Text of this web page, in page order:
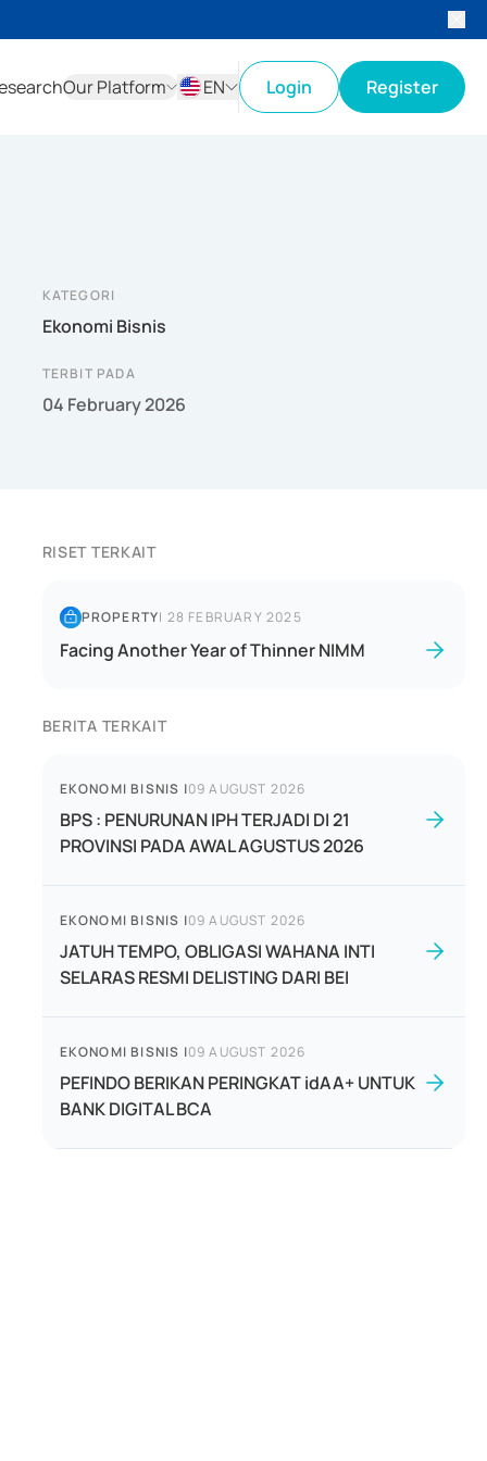
Our Platform
EN
Login Register
KATEGORI
Ekonomi Bisnis
TERBIT PADA
04 February 2026
RISET TERKAIT
PROPERTY| 28 FEBRUARY 2025
Facing Another Year of Thinner NIMM
BERITA TERKAIT
EKONOMI BISNIS |09 AUGUST 2026
BPS : PENURUNAN IPH TERJADI DI 21
PROVINSI PADA AWAL AGUSTUS 2026
EKONOMI BISNIS |09 AUGUST 2026
JATUH TEMPO, OBLIGASI WAHANA INTI
SELARAS RESMI DELISTING DARI BEI
EKONOMI BISNIS |09 AUGUST 2026
PEFINDO BERIKAN PERINGKAT idAA+ UNTUK
BANK DIGITAL BCA